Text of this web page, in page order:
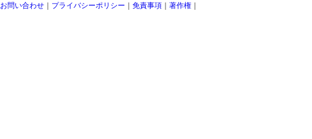
お問い合わせ ｜ プライバシーポリシー ｜免責事項 ｜著作権 ｜